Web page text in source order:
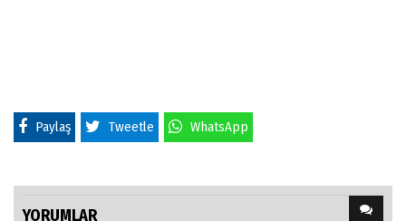
Paylaş Tweetle WhatsApp
YORUMLAR